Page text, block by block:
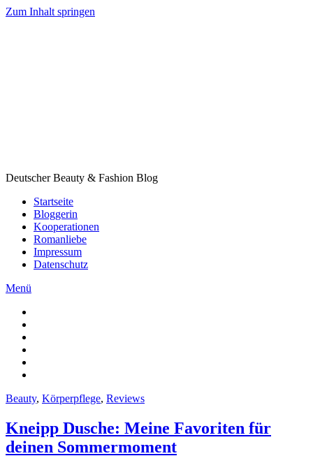
Zum Inhalt springen
Deutscher Beauty & Fashion Blog
Startseite
Bloggerin
Kooperationen
Romanliebe
Impressum
Datenschutz
Menü
Beauty, Körperpflege, Reviews
Kneipp Dusche: Meine Favoriten für
deinen Sommermoment